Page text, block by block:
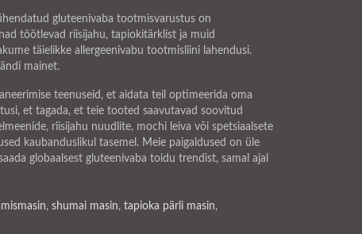
gluteenivaba tootmisvarustus on
töötlevad riisijahu, tapiokitärklist ja muid
täielikke allergeenivabu tootmisliini lahendusi.
mainet.
teenuseid, et aidata teil optimeerida oma
et tagada, et teie tooted saavutavad soovitud
riisijahu nuudlite, mochi leiva või spetsiaalsete
kaubanduslikul tasemel. Meie paigaldused on üle
globaalsest gluteenivaba toidu trendist, samal ajal
, shumai masin, tapioka pärli masin,